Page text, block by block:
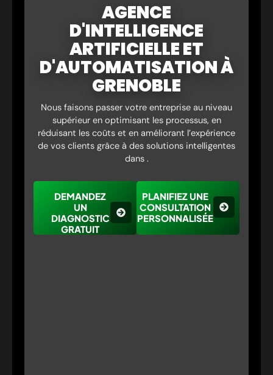
AGENCE
D'INTELLIGENCE
ARTIFICIELLE ET
D'AUTOMATISATION À
GRENOBLE
Nous faisons passer votre entreprise au niveau
supérieur en optimisant les processus, en
réduisant les coûts et en améliorant l’expérience
de vos clients grâce à des solutions intelligentes
dans .
DEMANDEZ
UN
DIAGNOSTIC
GRATUIT
PLANIFIEZ UNE
CONSULTATION
PERSONNALISÉE